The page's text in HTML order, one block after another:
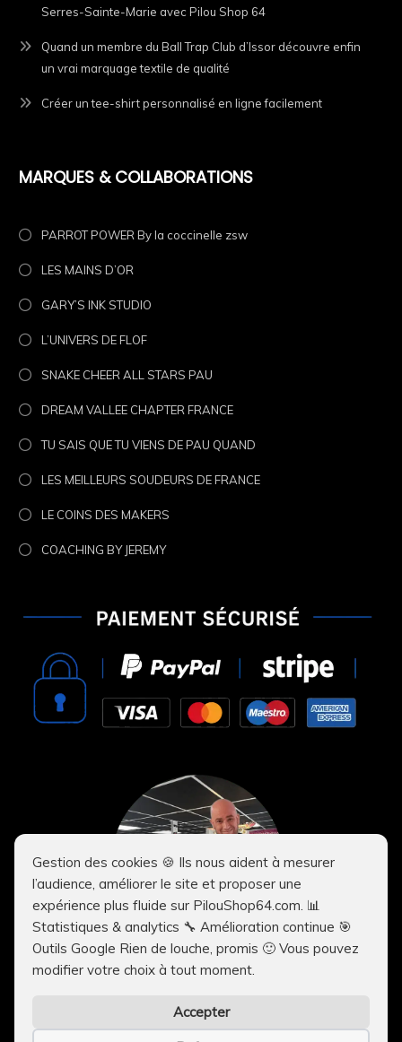
Gestion des cookies 🍪 Ils nous aident à mesurer
l’audience, améliorer le site et proposer une
expérience plus fluide sur PilouShop64.com. 📊
Statistiques & analytics 🔧 Amélioration continue 🎯
Outils Google Rien de louche, promis 🙂 Vous pouvez
modifier votre choix à tout moment.
Accepter
Serres-Sainte-Marie avec Pilou Shop 64
Quand un membre du Ball Trap Club d’Issor découvre enfin
un vrai marquage textile de qualité
Créer un tee-shirt personnalisé en ligne facilement
MARQUES & COLLABORATIONS
PARROT POWER By la coccinelle zsw
LES MAINS D’OR
GARY’S INK STUDIO
L’UNIVERS DE FLOF
SNAKE CHEER ALL STARS PAU
DREAM VALLEE CHAPTER FRANCE
TU SAIS QUE TU VIENS DE PAU QUAND
LES MEILLEURS SOUDEURS DE FRANCE
LE COINS DES MAKERS
COACHING BY JEREMY